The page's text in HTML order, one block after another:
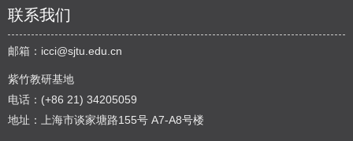
联系我们
邮箱： icci@sjtu.edu.cn
紫竹教研基地
电话：(+86 21) 34205059
地址：上海市谈家塘路155号 A7-A8号楼